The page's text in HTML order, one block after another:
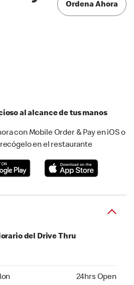
Ordena Ahora
al alcance de tus manos
con Mobile Order & Pay en iOS o
en el restaurante
del Drive Thru
24hrs Open